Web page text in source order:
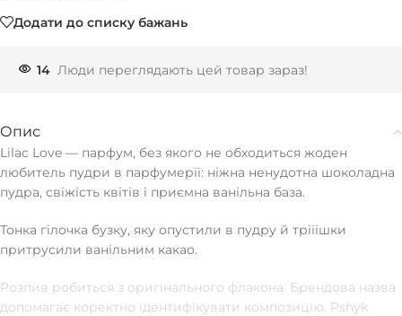
Додати до списку бажань
14 Люди переглядають цей товар зараз!
Опис
Lilac Love — парфум, без якого не обходиться жоден
любитель пудри в парфумерії: ніжна ненудотна шоколадна
пудра, свіжість квітів і приємна ванільна база.
Тонка гілочка бузку, яку опустили в пудру й трііішки
притрусили ванільним какао.
Розпив робиться з оригінального флакона. Брендова назва
допомагає коректно ідентифікувати композицію. Pshyk